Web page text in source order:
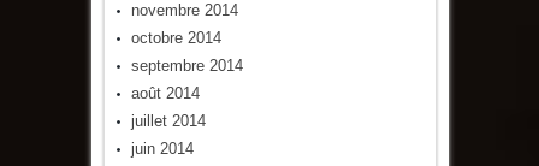
novembre 2014
octobre 2014
septembre 2014
août 2014
juillet 2014
juin 2014